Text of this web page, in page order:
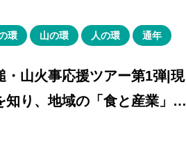
環 山の環 人の環 通年
・山火事応援ツアー第1弾|現
知り、地域の「食と産業」を